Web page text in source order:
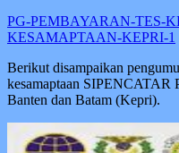
PG-PEMBAYARAN-TES-
KESAMAPTAAN-KEPRI-1
Berikut disampaikan
kesamaptaan SIPENCATAR
Banten dan Batam (Kepri).